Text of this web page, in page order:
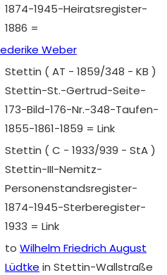
1874-1945-Heiratsregister-
1886 =
Weber
Stettin ( AT - 1859/348 - KB )
Stettin-St.-Gertrud-Seite-
173-Bild-176-Nr.-348-Taufen-
1855-1861-1859 = Link
Stettin ( C - 1933/939 - StA )
Stettin-III-Nemitz-
Personenstandsregister-
1874-1945-Sterberegister-
1933 = Link
to Wilhelm Friedrich August
Lüdtke in Stettin-Wallstraße